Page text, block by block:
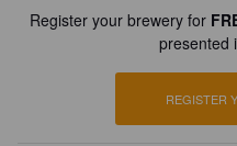
Register your brewery for
presented
REGISTER